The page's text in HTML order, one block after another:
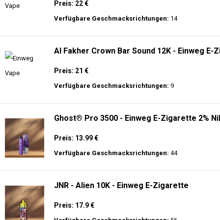
Preis: 22 €
Verfügbare Geschmacksrichtungen: 14
Al Fakher Crown Bar Sound 12K - Einweg E-
Preis: 21 €
Verfügbare Geschmacksrichtungen: 9
Ghost® Pro 3500 - Einweg E-Zigarette 2%
Preis: 13.99 €
Verfügbare Geschmacksrichtungen: 44
JNR - Alien 10K - Einweg E-Zigarette
Preis: 17.9 €